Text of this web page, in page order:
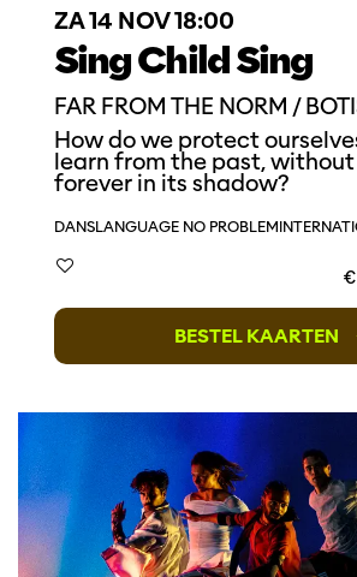
Sing Child Sing
FAR FROM THE NORM /
ZA 14 NOV18:00
How do we protect
learn from the past,
forever in its shadow?
DANSLANGUAGE NO PROBLEM
€
BESTEL KAARTEN